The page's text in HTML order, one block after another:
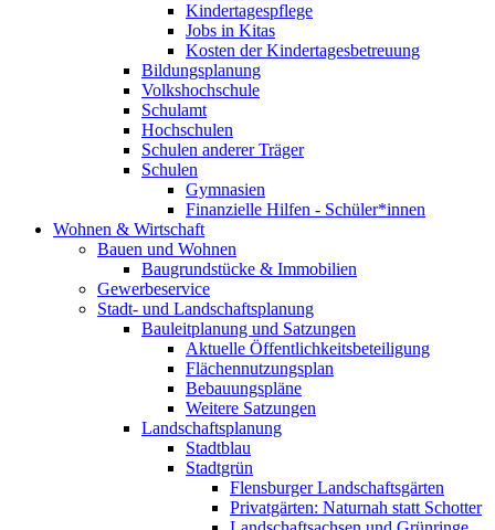
Kindertagespflege
Jobs in Kitas
Kosten der Kindertagesbetreuung
Bildungsplanung
Volkshochschule
Schulamt
Hochschulen
Schulen anderer Träger
Schulen
Gymnasien
Finanzielle Hilfen - Schüler*innen
Wohnen & Wirtschaft
Bauen und Wohnen
Baugrundstücke & Immobilien
Gewerbeservice
Stadt- und Landschaftsplanung
Bauleitplanung und Satzungen
Aktuelle Öffentlichkeitsbeteiligung
Flächennutzungsplan
Bebauungspläne
Weitere Satzungen
Landschaftsplanung
Stadtblau
Stadtgrün
Flensburger Landschaftsgärten
Privatgärten: Naturnah statt Schotter